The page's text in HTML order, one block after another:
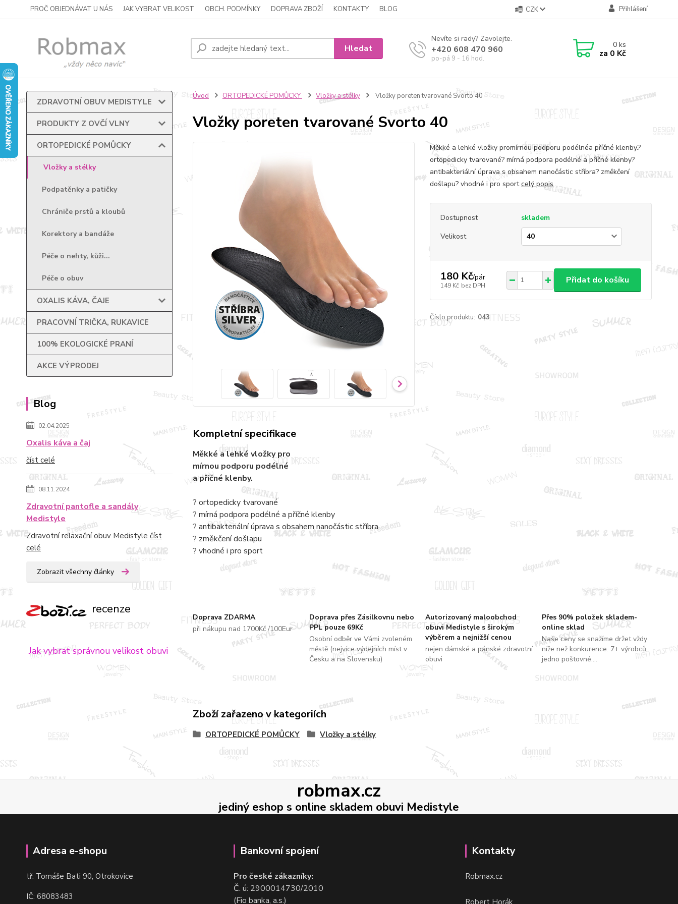
PROČ OBJEDNÁVAT U NÁS JAK VYBRAT VELIKOST OBCH. PODMÍNKY DOPRAVA ZBOŽÍ KONTAKTY BLOG CZK Přihlášení
Hledat
Nevíte si rady? Zavolejte.
+420 608 470 960
po-pá 9 - 16 hod.
0ks
za 0 Kč
ZDRAVOTNÍ OBUV MEDISTYLE
PRODUKTY Z OVČÍ VLNY
ORTOPEDICKÉ POMŮCKY
Vložky a stélky
Podpatěnky a patičky
Chrániče prstů a kloubů
Korektory a bandáže
Péče o nehty, kůži...
Péče o obuv
OXALIS KÁVA, ČAJE
PRACOVNÍ TRIČKA, RUKAVICE
100% EKOLOGICKÉ PRANÍ
AKCE VÝPRODEJ
Blog
02.04.2025
Oxalis káva a čaj
číst celé
08.11.2024
Zdravotní pantofle a sandály
Medistyle
Zdravotní relaxační obuv Medistyle číst
celé
Zobrazit všechny články
recenze
Jak vybrat správnou velikost obuvi
Úvod ORTOPEDICKÉ POMŮCKY Vložky a stélky Vložky poreten tvarované Svorto 40
Vložky poreten tvarované Svorto 40
Měkké a lehké vložky promírnou podporu podélnéa příčné klenby.?
ortopedicky tvarované? mírná podpora podélné a příčné klenby?
antibakteriální úprava s obsahem nanočástic stříbra? změkčení
došlapu? vhodné i pro sportcelý popis
Dostupnost
skladem
Velikost
180 Kč/pár
149 Kč bez DPH
Přidat do košíku
Číslo produktu: 043
Doprava ZDARMA
při nákupu nad 1700Kč /100Eur
Doprava přes Zásilkovnu nebo
PPL pouze 69Kč
Osobní odběr ve Vámi zvoleném
městě (nejvíce výdejních míst v
Česku a na Slovensku)
Autorizovaný maloobchod
obuvi Medistyle s širokým
výběrem a nejnižší cenou
nejen dámské a pánské zdravotní
obuvi
Přes 90% položek skladem-
online sklad
Naše ceny se snažíme držet vždy
níže než konkurence. 7+ výrobců
jedno poštovné....
Kompletní specifikace
Měkké a lehké vložky pro
mírnou podporu podélné
a příčné klenby.
? ortopedicky tvarované
? mírná podpora podélné a příčné klenby
? antibakteriální úprava s obsahem nanočástic stříbra
? změkčení došlapu
? vhodné i pro sport
Zboží zařazeno v kategoriích
ORTOPEDICKÉ POMŮCKY Vložky a stélky
robmax.cz
jediný eshop s online skladem obuvi Medistyle
Adresa e-shopu
tř. Tomáše Bati 90, Otrokovice
IČ: 68083483
Bankovní spojení
Pro české zákazníky:
Č. ú: 2900014730/2010
(Fio banka, a.s.)
Kontakty
Robmax.cz
Robert Horák